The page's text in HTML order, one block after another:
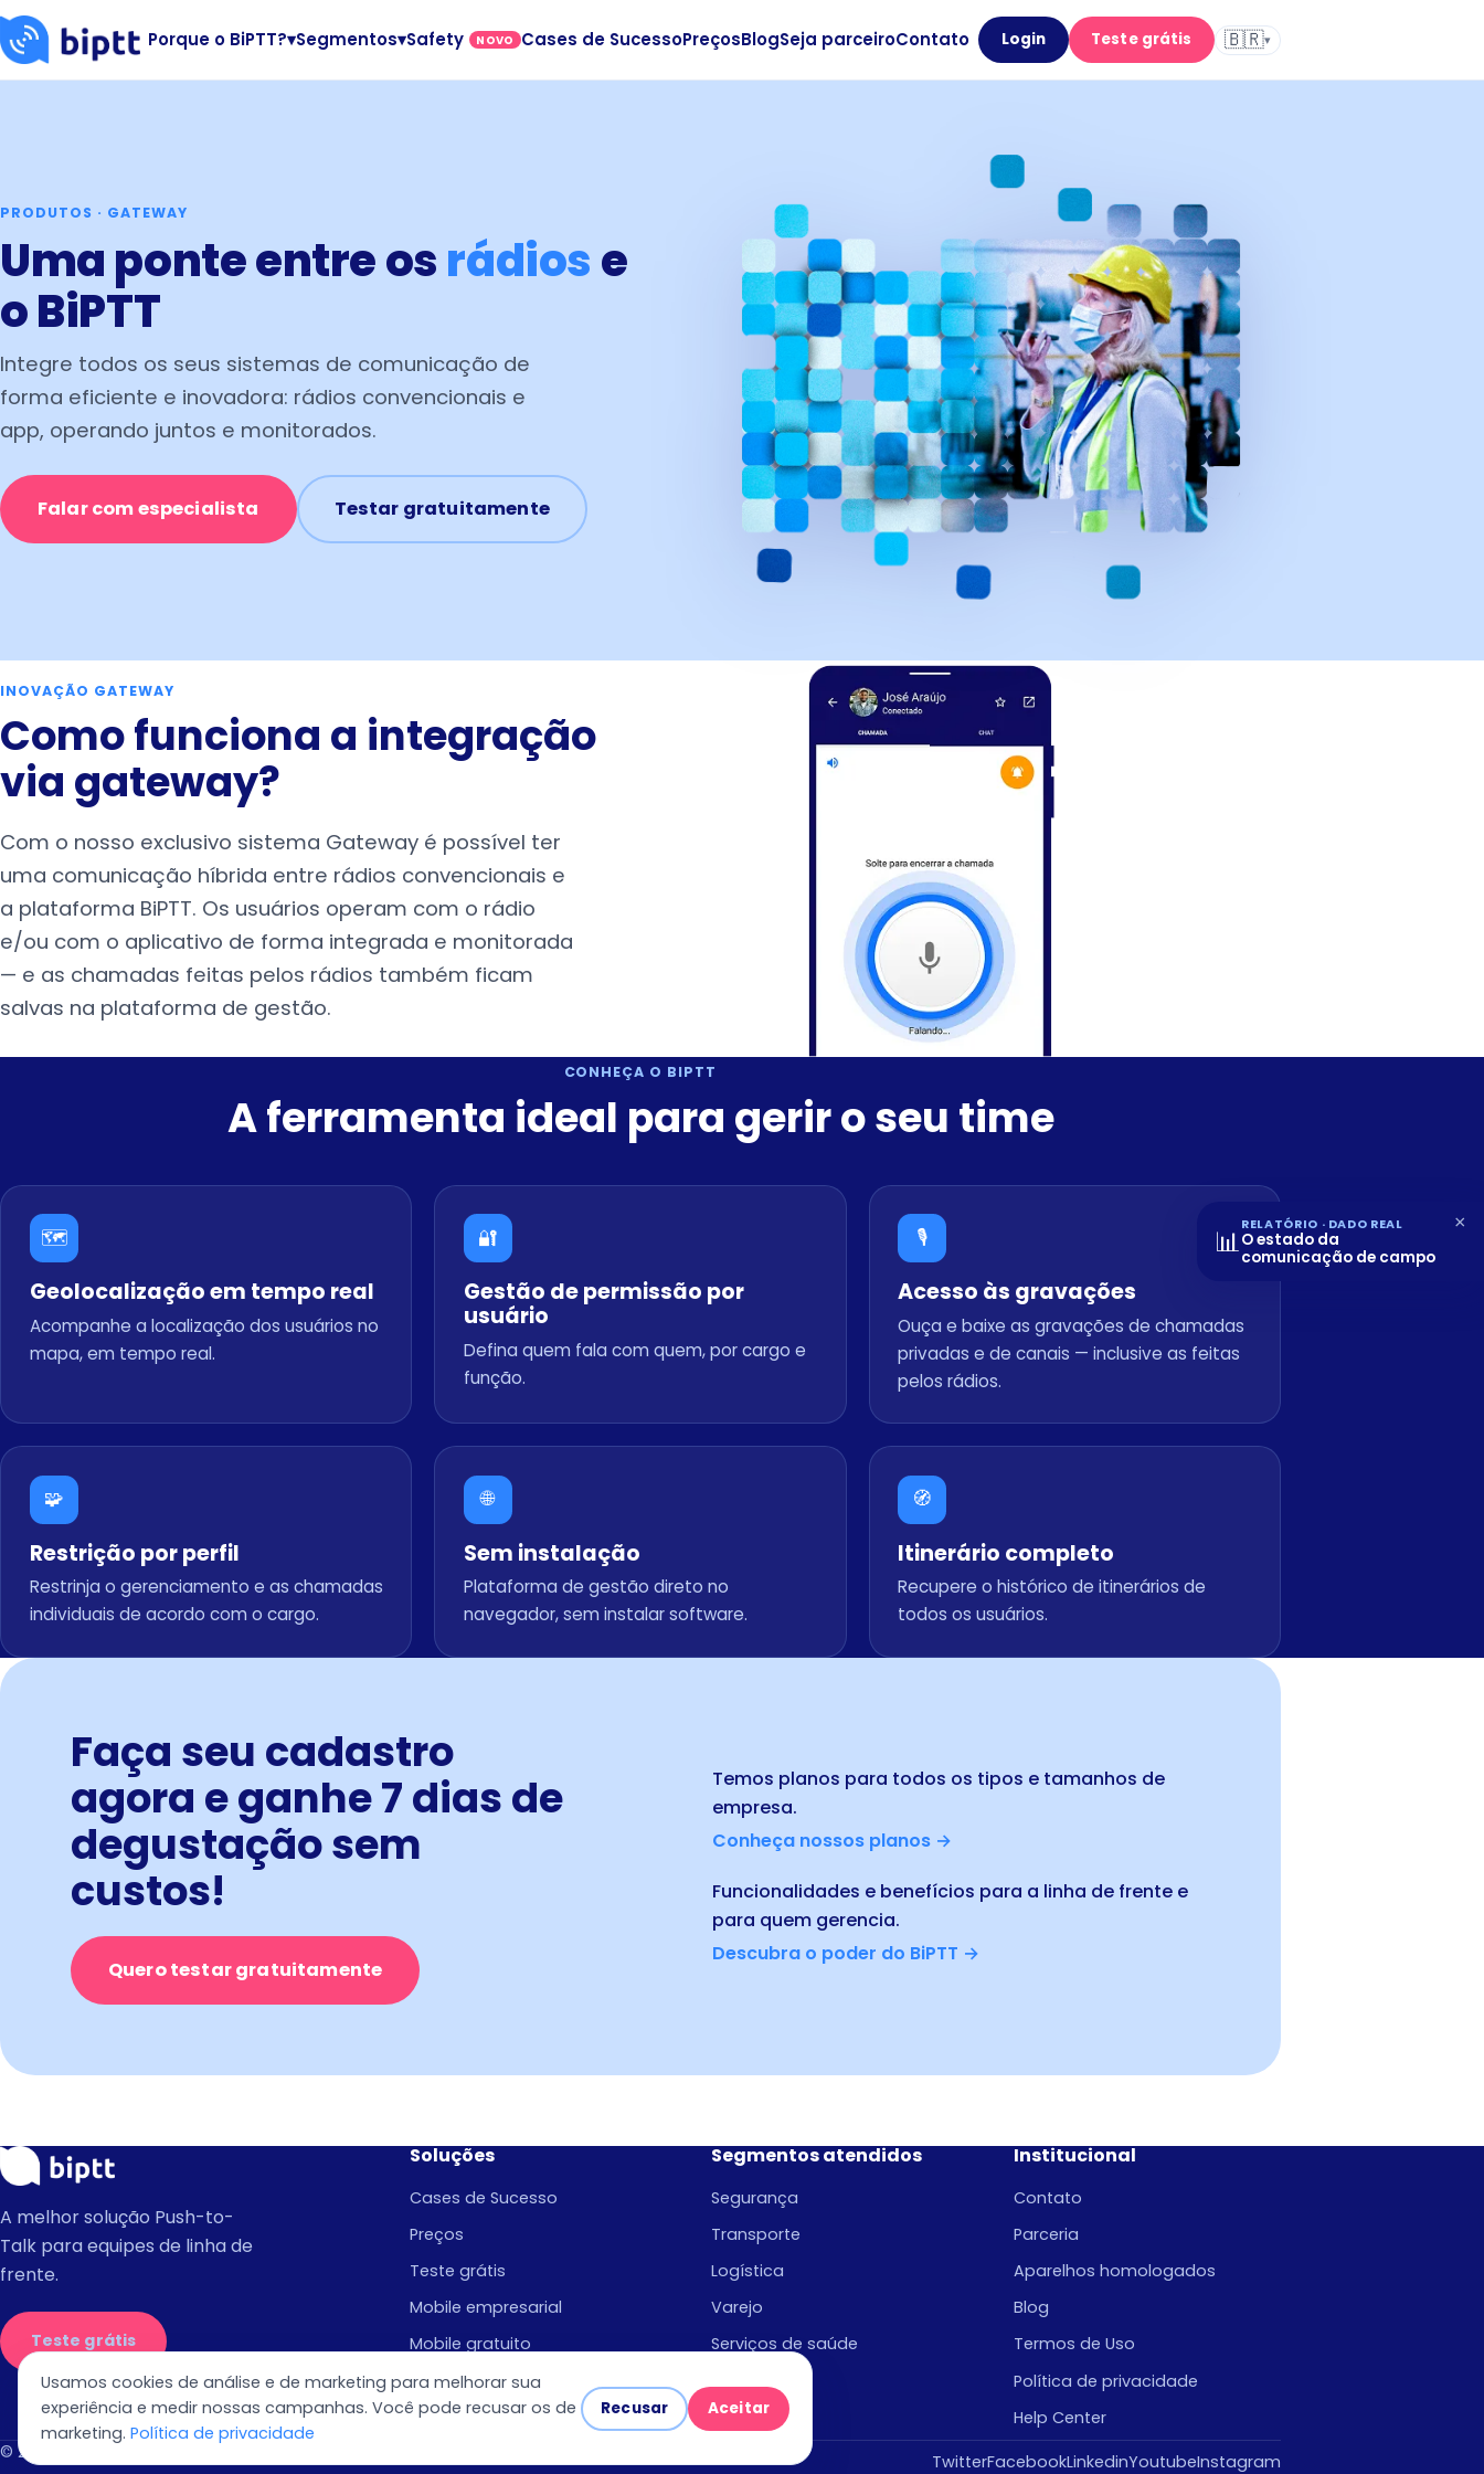
Porque o BiPTT?▾Segmentos▾Safety NOVO Cases de SucessoPreçosBlogSeja parceiroContato Login Teste grátis 🇧🇷▾
PRODUTOS · GATEWAY
Uma ponte entre osrádiose
o BiPTT
Integre todos os seus sistemas de comunicação de
forma eficiente e inovadora: rádios convencionais e
app, operando juntos e monitorados.
Falar com especialista Testar gratuitamente
INOVAÇÃO GATEWAY
Como funciona a integração
via gateway?
Com o nosso exclusivo sistema Gateway é possível ter
uma comunicação híbrida entre rádios convencionais e
a plataforma BiPTT. Os usuários operam com o rádio
e/ou com o aplicativo de forma integrada e monitorada
— e as chamadas feitas pelos rádios também ficam
salvas na plataforma de gestão.
CONHEÇA O BIPTT
A ferramenta ideal para gerir o seu time
🗺️
Geolocalização em tempo real
Acompanhe a localização dos usuários no
mapa, em tempo real.
🔐
Gestão de permissão por
usuário
Defina quem fala com quem, por cargo e
função.
🎙️
Acesso às gravações
Ouça e baixe as gravações de chamadas
privadas e de canais — inclusive as feitas
pelos rádios.
🧩
Restrição por perfil
Restrinja o gerenciamento e as chamadas
individuais de acordo com o cargo.
🌐
Sem instalação
Plataforma de gestão direto no
navegador, sem instalar software.
🧭
Itinerário completo
Recupere o histórico de itinerários de
todos os usuários.
Faça seu cadastro
agora e ganhe 7 dias de
degustação sem
custos!
Quero testar gratuitamente
Temos planos para todos os tipos e tamanhos de
empresa.
Conheça nossos planos →
Funcionalidades e benefícios para a linha de frente e
para quem gerencia.
Descubra o poder do BiPTT →
A melhor solução Push-to-
Talk para equipes de linha de
frente.
Teste grátis
Soluções
Cases de Sucesso
Preços
Teste grátis
Mobile empresarial
Mobile gratuito
Sistema de gestão
Despachador
Segmentos atendidos
Segurança
Transporte
Logística
Varejo
Serviços de saúde
Institucional
Contato
Parceria
Aparelhos homologados
Blog
Termos de Uso
Política de privacidade
Help Center
© 2026 BiPTT Tecnologia S.A. — Rio de Janeiro/RJ. TwitterFacebookLinkedinYoutubeInstagram
Usamos cookies de análise e de marketing para melhorar sua
experiência e medir nossas campanhas. Você pode recusar os de
marketing. Política de privacidade
Recusar Aceitar
📊 RELATÓRIO · DADO REAL
O estado da
comunicação de campo
×